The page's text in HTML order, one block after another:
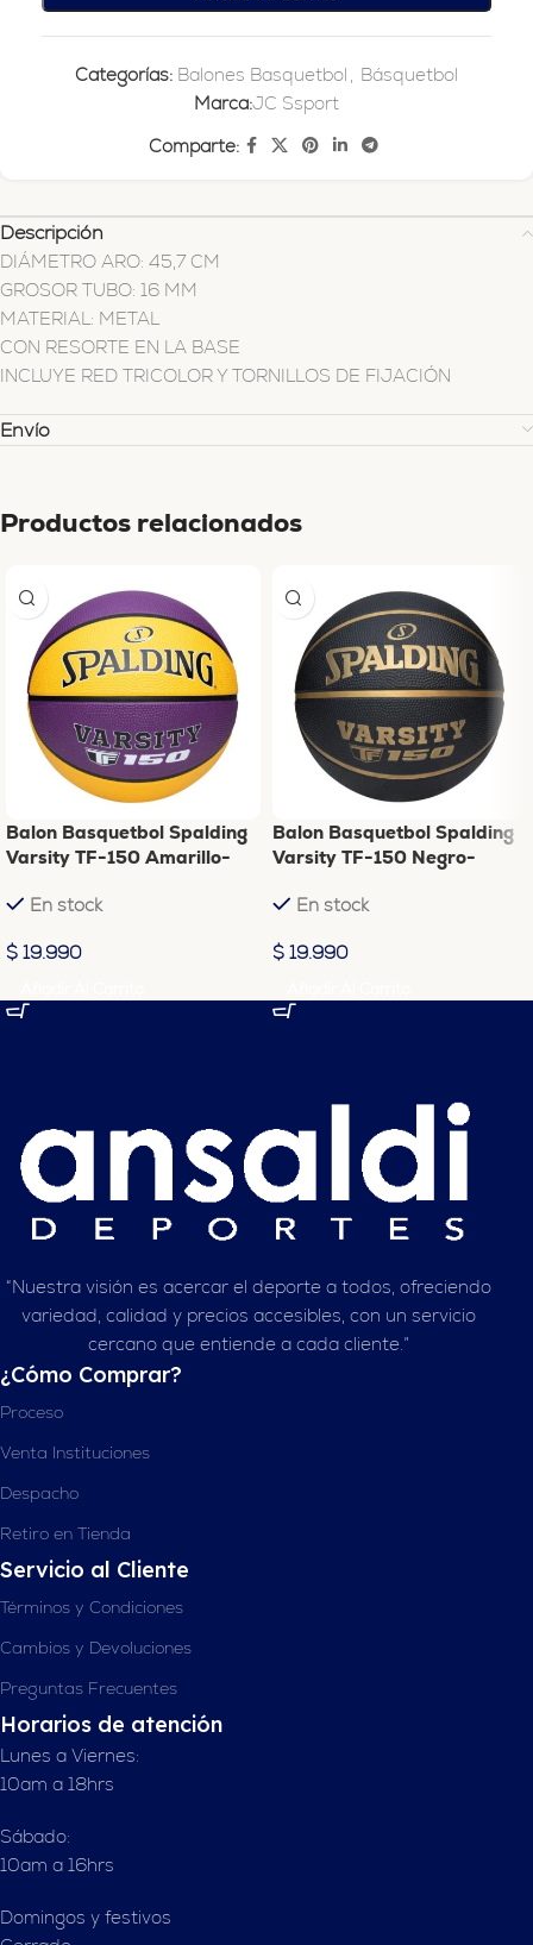
Categorías: Balones Basquetbol , Básquetbol
Marca:JC Ssport
Comparte:
Descripción
DIÁMETRO ARO: 45,7 CM
GROSOR TUBO: 16 MM
MATERIAL: METAL
CON RESORTE EN LA BASE
INCLUYE RED TRICOLOR Y TORNILLOS DE FIJACIÓN
Envío
Productos relacionados
Balon Basquetbol Spalding
Varsity TF-150 Amarillo-
En stock
$ 19.990
Balon Basquetbol Spalding
Varsity TF-150 Negro-
En stock
$ 19.990
“Nuestra visión es acercar el deporte a todos, ofreciendo
variedad, calidad y precios accesibles, con un servicio
cercano que entiende a cada cliente.”
¿Cómo Comprar?
Proceso
Venta Instituciones
Despacho
Retiro en Tienda
Servicio al Cliente
Términos y Condiciones
Cambios y Devoluciones
Preguntas Frecuentes
Horarios de atención
Lunes a Viernes:
10am a 18hrs
Sábado:
10am a 16hrs
Domingos y festivos